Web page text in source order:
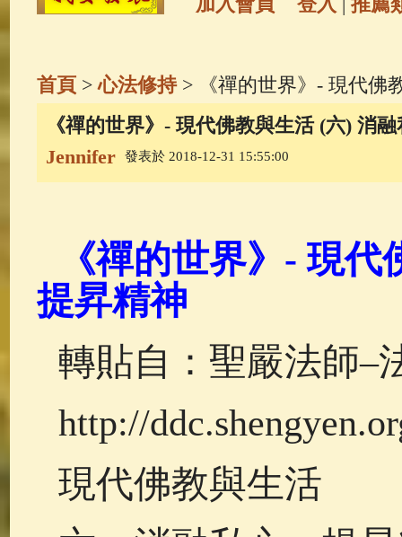
一切如來心秘密全身舍利寶篋印
生活禪(70) 釋迦牟尼佛傳
佛典故事(37) 佛說療痔(腫瘤)
首頁>心法修持> 《禪的世界》- 現代佛
《禪的世界》- 現代佛教與生活 (六) 消
Jennifer
發表於 2018-12-31 15:55:00
《禪的世界》- 現
提昇精神
轉貼自：聖嚴法師–
http://
現代佛教與生活